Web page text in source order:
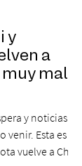
y
a
mala
y noticias que
Esta es de
vuelve a Chile.